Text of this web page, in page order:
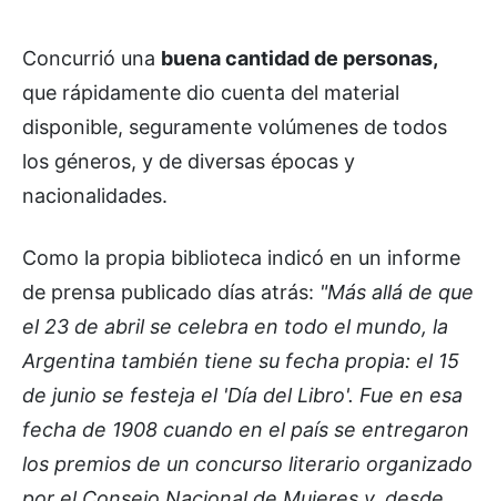
Concurrió una buena cantidad de personas,
que rápidamente dio cuenta del material
disponible, seguramente volúmenes de todos
los géneros, y de diversas épocas y
nacionalidades.
Como la propia biblioteca indicó en un informe
de prensa publicado días atrás: "Más allá de que
el 23 de abril se celebra en todo el mundo, la
Argentina también tiene su fecha propia: el 15
de junio se festeja el 'Día del Libro'. Fue en esa
fecha de 1908 cuando en el país se entregaron
los premios de un concurso literario organizado